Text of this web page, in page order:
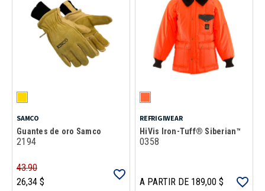
SAMCO
Guantes de oro Samco
2194
43.90
26,34 $
REFRIGIWEAR
HiVis Iron-Tuff® Siberian™
0358
A PARTIR DE 189,00 $